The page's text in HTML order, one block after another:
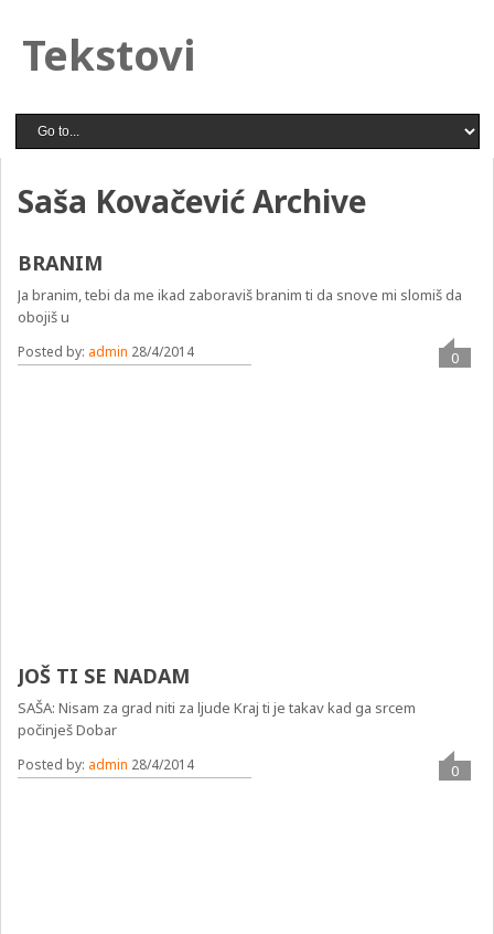
Tekstovi
Saša Kovačević Archive
BRANIM
Ja branim, tebi da me ikad zaboraviš branim ti da snove mi slomiš da
obojiš u
Posted by: admin 28/4/2014 0
JOŠ TI SE NADAM
SAŠA: Nisam za grad niti za ljude Kraj ti je takav kad ga srcem
počinješ Dobar
Posted by: admin 28/4/2014 0